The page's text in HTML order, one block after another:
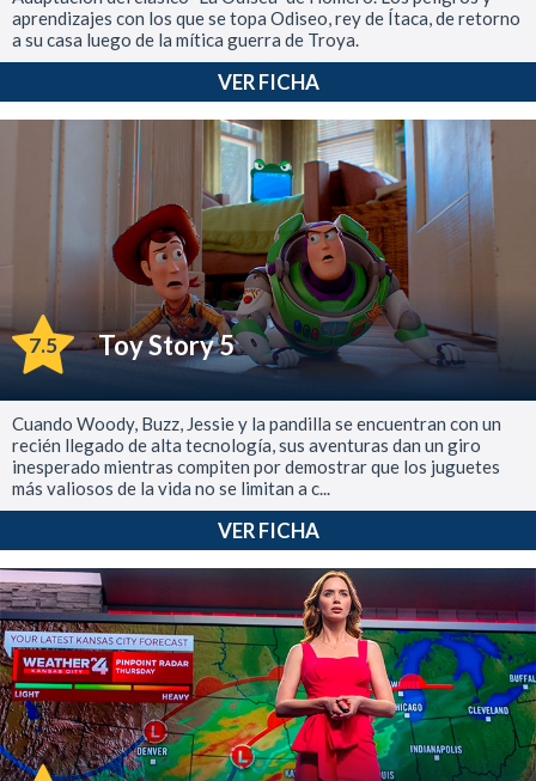
aprendizajes con los que se topa Odiseo, rey de Ítaca, de retorno
a su casa luego de la mítica guerra de Troya.
VER FICHA
7.5 Toy Story 5
Cuando Woody, Buzz, Jessie y la pandilla se encuentran con un
recién llegado de alta tecnología, sus aventuras dan un giro
inesperado mientras compiten por demostrar que los juguetes
más valiosos de la vida no se limitan a c...
VER FICHA